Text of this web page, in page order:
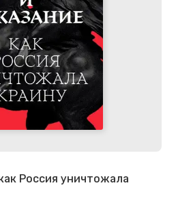
Россия уничтожала